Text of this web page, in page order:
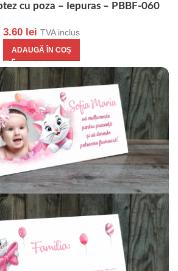
cu poza – Iepuras – PBBF-060
3.60 lei TVA inclus
ADAUGĂ ÎN COȘ